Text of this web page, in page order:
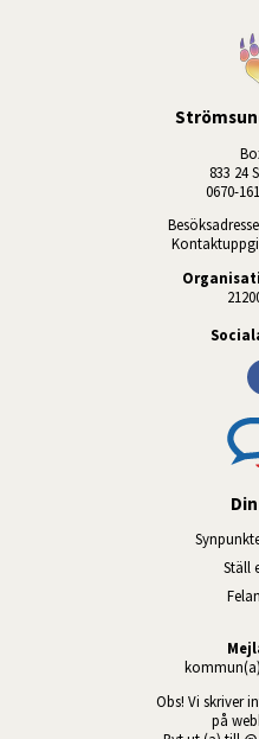
833 24
0670-
Ställ
Obs! Vi skriver
på